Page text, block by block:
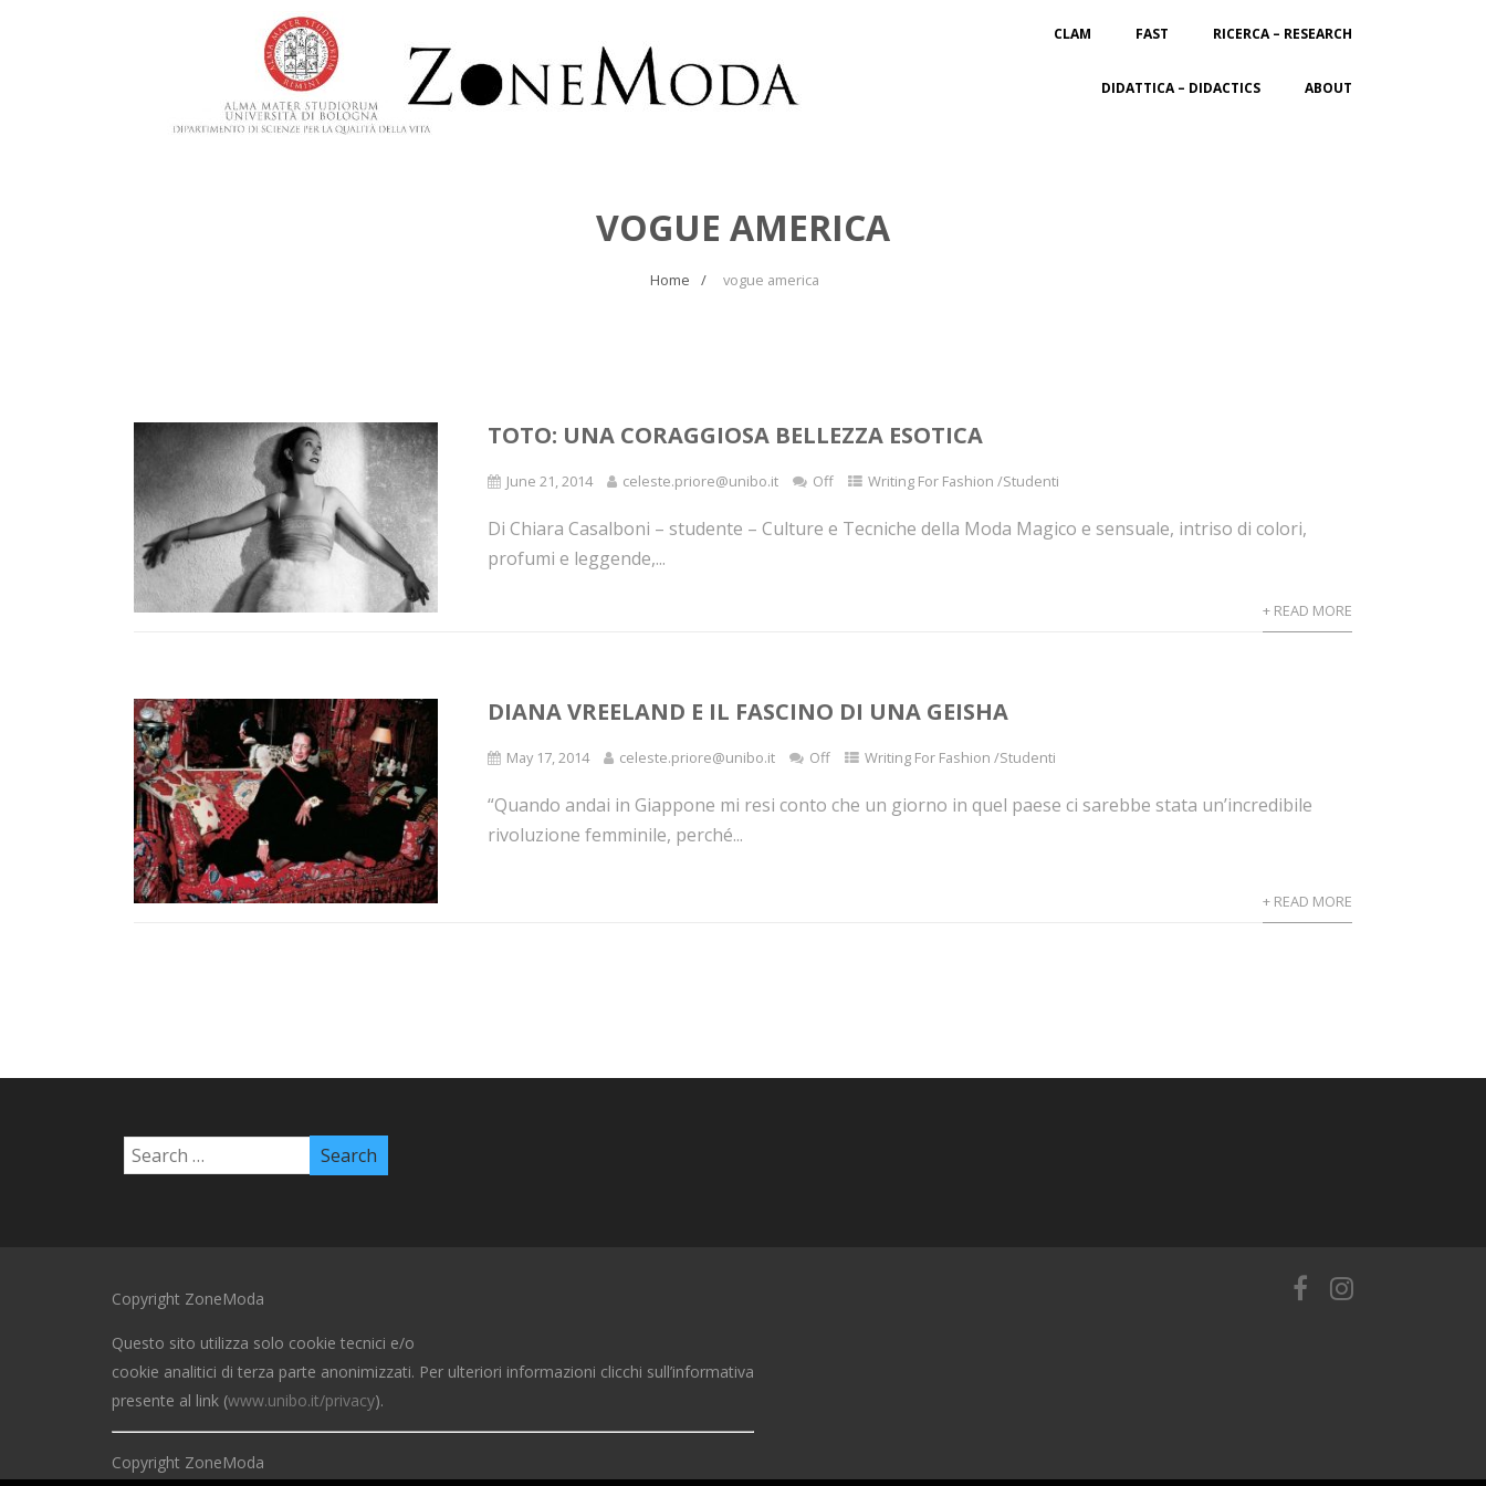
CLAM FAST RICERCA – RESEARCH
DIDATTICA – DIDACTICS ABOUT
VOGUE AMERICA
Home vogue america
TOTO: UNA CORAGGIOSA BELLEZZA ESOTICA
June 21, 2014 celeste.priore@unibo.it Off Writing For Fashion /Studenti
Di Chiara Casalboni – studente – Culture e Tecniche della Moda Magico e sensuale, intriso di colori,
profumi e leggende,...
+ READ MORE
DIANA VREELAND E IL FASCINO DI UNA GEISHA
May 17, 2014 celeste.priore@unibo.it Off Writing For Fashion /Studenti
“Quando andai in Giappone mi resi conto che un giorno in quel paese ci sarebbe stata un’incredibile
rivoluzione femminile, perché...
+ READ MORE
Copyright ZoneModa
Questo sito utilizza solo cookie tecnici e/o
cookie analitici di terza parte anonimizzati. Per ulteriori informazioni clicchi sull’informativa
presente al link (www.unibo.it/privacy).
Copyright ZoneModa